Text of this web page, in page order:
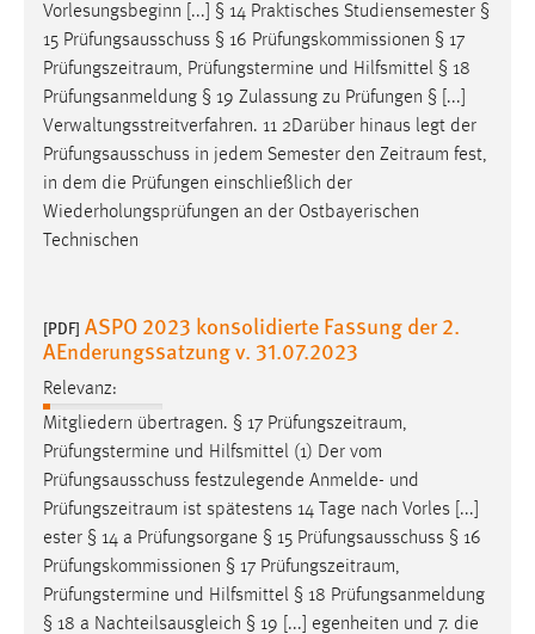
Vorlesungsbeginn [...] § 14 Praktisches Studiensemester §
15 Prüfungsausschuss § 16 Prüfungskommissionen § 17
Prüfungszeitraum, Prüfungstermine und Hilfsmittel § 18
Prüfungsanmeldung § 19 Zulassung zu Prüfungen § [...]
Verwaltungsstreitverfahren. 11 2Darüber hinaus legt der
Prüfungsausschuss in jedem Semester den Zeitraum fest,
in dem die Prüfungen einschließlich der
Wiederholungsprüfungen an der Ostbayerischen
Technischen
[PDF] ASPO 2023 konsolidierte Fassung der 2.
AEnderungssatzung v. 31.07.2023
Relevanz:
Mitgliedern übertragen. § 17 Prüfungszeitraum,
Prüfungstermine und Hilfsmittel (1) Der vom
Prüfungsausschuss festzulegende Anmelde- und
Prüfungszeitraum ist spätestens 14 Tage nach Vorles [...]
ester § 14 a Prüfungsorgane § 15 Prüfungsausschuss § 16
Prüfungskommissionen § 17 Prüfungszeitraum,
Prüfungstermine und Hilfsmittel § 18 Prüfungsanmeldung
§ 18 a Nachteilsausgleich § 19 [...] egenheiten und 7. die